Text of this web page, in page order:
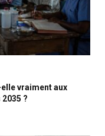
vraiment aux
?